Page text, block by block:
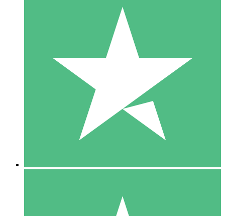
Pacchetti di Crediti Individuali
Paga a consumo con crediti di download. Nessun impegno
1 Download
10
US$1500
10 Download